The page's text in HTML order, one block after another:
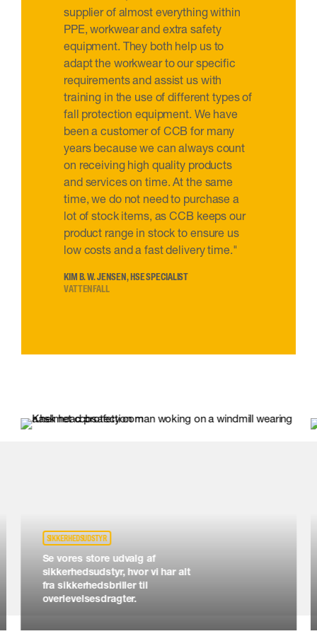
supplier of almost everything within
PPE, workwear and extra safety
equipment. They both help us to
adapt the workwear to our specific
requirements and assist us with
training in the use of different types of
fall protection equipment. We have
been a customer of CCB for many
years because we can always count
on receiving high quality products
and services on time. At the same
time, we do not need to purchase a
lot of stock items, as CCB keeps our
product range in stock to ensure us
low costs and a fast delivery time."
KIM B. W. JENSEN, HSE SPECIALIST
VATTENFALL
SIKKERHEDSUDSTYR
Se vores store udvalg af
sikkerhedsudstyr, hvor vi har alt
fra sikkerhedsbriller til
overlevelsesdragter.